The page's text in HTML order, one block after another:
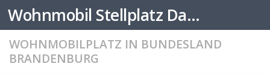
Zum Inhalt springen Wohnmobil Stellplatz Datenbank
WOHNMOBILPLATZ IN BUNDESLAND
BRANDENBURG